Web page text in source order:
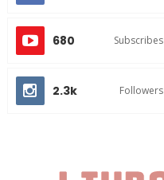
680 Subscribes
2.3k Followers